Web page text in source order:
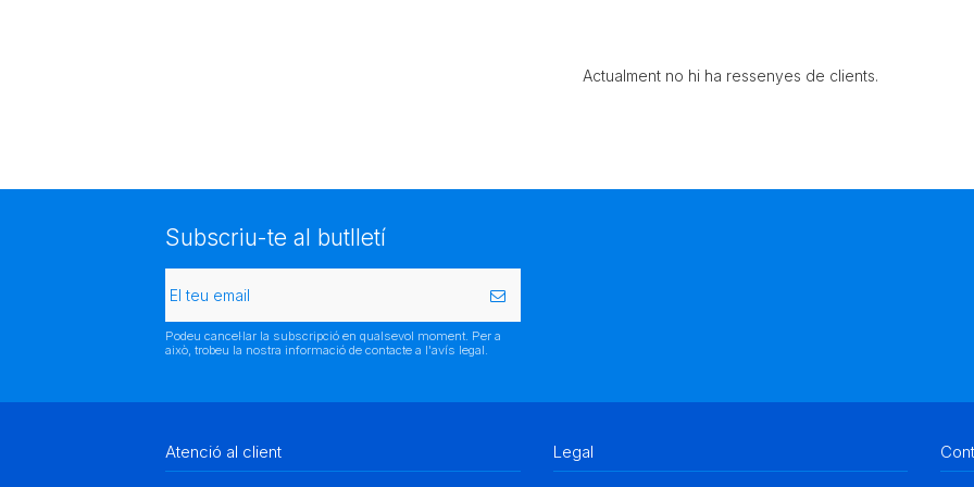
Actualment no hi ha ressenyes de clients.
Subscriu-te al butlletí
Podeu cancel·lar la subscripció en qualsevol moment. Per a
això, trobeu la nostra informació de contacte a l'avís legal.
Atenció al client Legal